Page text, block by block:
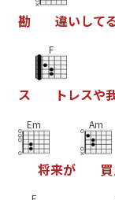
勘 違いして
ス
F
ト レスや
Em
将来が
Am
買